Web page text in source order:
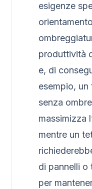
esigenze
produttività
e, di
esempio,
senza
massimizza
mentre un
di pannelli o
per